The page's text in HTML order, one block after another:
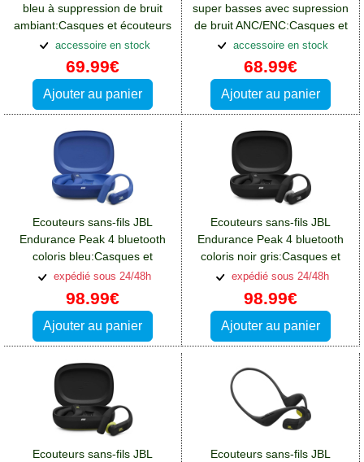
bleu à suppression de bruit
ambiant:Casques et écouteurs
Oppo A76
accessoire en stock
69.99€
Ajouter au panier
super basses avec supression
de bruit ANC/ENC:Casques et
écouteurs Oppo A76
accessoire en stock
68.99€
Ajouter au panier
Ecouteurs sans-fils JBL
Endurance Peak 4 bluetooth
coloris bleu:Casques et
écouteurs Oppo A76
expédié sous 24/48h
98.99€
Ajouter au panier
Ecouteurs sans-fils JBL
Endurance Peak 4 bluetooth
coloris noir gris:Casques et
écouteurs Oppo A76
expédié sous 24/48h
98.99€
Ajouter au panier
Ecouteurs sans-fils JBL
Ecouteurs sans-fils JBL